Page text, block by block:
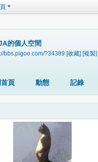
的個人空間
bbs.pigoo.com/?34389 [收藏] [複製]
頁 動態 記錄